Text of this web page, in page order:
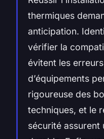
thermiques
anticipation.
vérifier la
évitent les
d’équipements
rigoureuse des
techniques, et le
sécurité assurent